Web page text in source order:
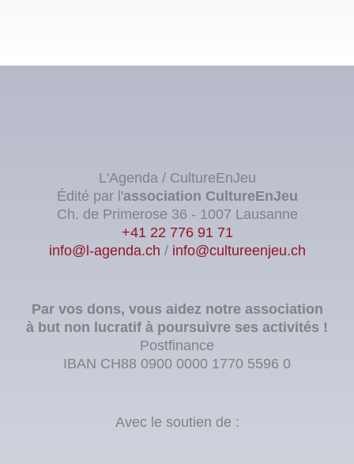
L'Agenda / CultureEnJeu
Édité par l'association CultureEnJeu
Ch. de Primerose 36 - 1007 Lausanne
+41 22 776 91 71
info@l-agenda.ch / info@cultureenjeu.ch
Par vos dons, vous aidez notre association
à but non lucratif à poursuivre ses activités !
Postfinance
IBAN CH88 0900 0000 1770 5596 0
Avec le soutien de :